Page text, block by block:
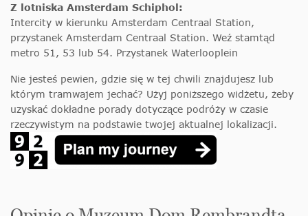
Z lotniska Amsterdam Schiphol:
Intercity w kierunku Amsterdam Centraal Station,
przystanek Amsterdam Centraal Station. Weź stamtąd
metro 51, 53 lub 54. Przystanek Waterlooplein
Nie jesteś pewien, gdzie się w tej chwili znajdujesz lub
którym tramwajem jechać? Użyj poniższego widżetu, żeby
uzyskać dokładne porady dotyczące podróży w czasie
rzeczywistym na podstawie twojej aktualnej lokalizacji.